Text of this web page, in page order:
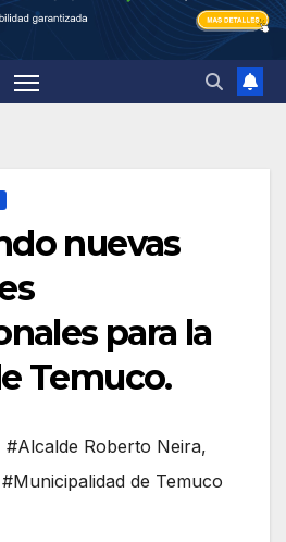
nuevas
para la
Temuco.
#Alcalde Roberto Neira,
#Municipalidad de Temuco